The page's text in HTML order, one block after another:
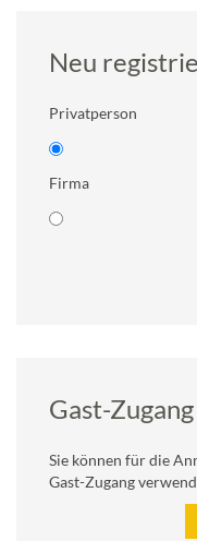
Neu
Privatperson
Firma
Gast-Zugang
Sie können für die
Gast-Zugang